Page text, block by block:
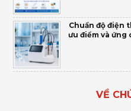
Chuẩn độ điện
ưu điểm và
VỀ